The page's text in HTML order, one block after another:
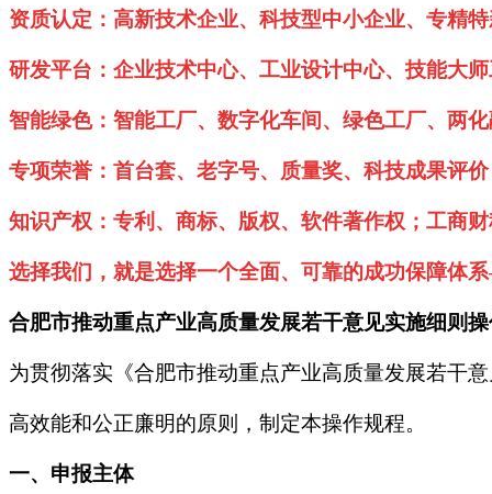
资质认定：高新技术企业、科技型中小企业、专精
研发平台：企业技术中心、工业设计中心、技能大
智能绿色：智能工厂、数字化车间、绿色工厂、两
专项荣誉：首台套、老字号、质量奖、科技成果评
知识产权：专利、商标、版权、软件著作权；工商
选择我们，就是选择一个全面、可靠的成功保障
合肥市推动重点产业高质量发展若干意见实施细则
为贯彻落实《合肥市推动重点产业高质量发展若干
高效能和公正廉明的原则，制定本操作规程。
一、申报主体